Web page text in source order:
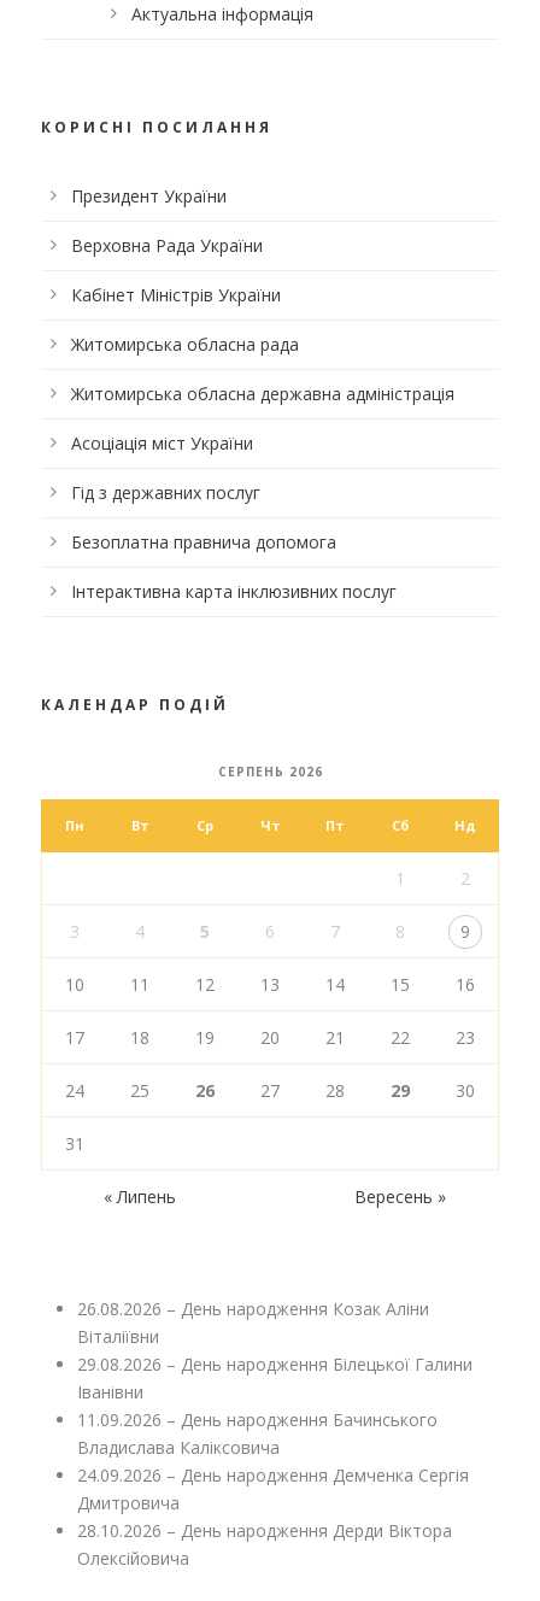
Актуальна інформація
КОРИСНІ ПОСИЛАННЯ
Президент України
Верховна Рада України
Кабінет Міністрів України
Житомирська обласна рада
Житомирська обласна державна адміністрація
Асоціація міст України
Гід з державних послуг
Безоплатна правнича допомога
Інтерактивна карта інклюзивних послуг
КАЛЕНДАР ПОДІЙ
СЕРПЕНЬ 2026
Пн Вт Ср Чт Пт Сб Нд
1 2
3 4 5 6 7 8 9
10 11 12 13 14 15 16
17 18 19 20 21 22 23
24 25 26 27 28 29 30
31
« Липень Вересень »
26.08.2026 – День народження Козак Аліни
Віталіївни
29.08.2026 – День народження Білецької Галини
Іванівни
11.09.2026 – День народження Бачинського
Владислава Каліксовича
24.09.2026 – День народження Демченка Сергія
Дмитровича
28.10.2026 – День народження Дерди Віктора
Олексійовича